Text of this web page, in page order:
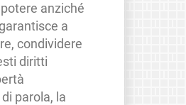
anziché
a
condividere
diritti
parola, la